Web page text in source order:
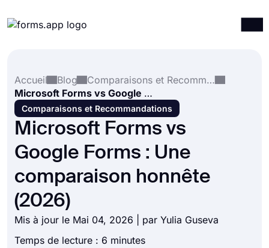
Intégrations
Modèles
Ressources
Tarification
Accueil
Blog
Comparaisons et Recommandations
Microsoft Forms vs Google Forms : Une comparaison honnête (2026)
Comparaisons et Recommandations
Microsoft Forms vs
Google Forms : Une
comparaison honnête
(2026)
Mis à jour le Mai 04, 2026 | par Yulia Guseva
Temps de lecture : 6 minutes